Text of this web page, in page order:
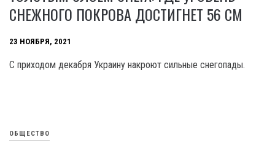
СНЕЖНОГО ПОКРОВА ДОСТИГНЕТ 56 СМ
23 НОЯБРЯ, 2021
С приходом декабря Украину накроют сильные снегопады.
ОБЩЕСТВО